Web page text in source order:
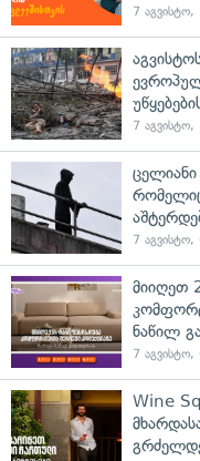
7
7
რომელიც
7
მიიღეთ
ნაწილ
7
Wine